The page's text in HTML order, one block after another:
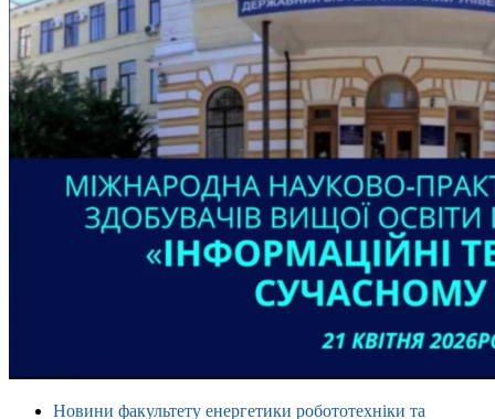
Новини факультету енергетики робототехніки та